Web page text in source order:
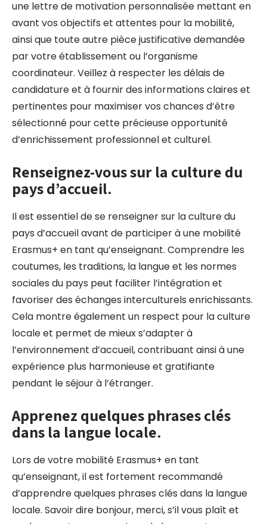
une lettre de motivation personnalisée mettant en
avant vos objectifs et attentes pour la mobilité,
ainsi que toute autre pièce justificative demandée
par votre établissement ou l’organisme
coordinateur. Veillez à respecter les délais de
candidature et à fournir des informations claires et
pertinentes pour maximiser vos chances d’être
sélectionné pour cette précieuse opportunité
d’enrichissement professionnel et culturel.
Renseignez-vous sur la culture du
pays d’accueil.
Il est essentiel de se renseigner sur la culture du
pays d’accueil avant de participer à une mobilité
Erasmus+ en tant qu’enseignant. Comprendre les
coutumes, les traditions, la langue et les normes
sociales du pays peut faciliter l’intégration et
favoriser des échanges interculturels enrichissants.
Cela montre également un respect pour la culture
locale et permet de mieux s’adapter à
l’environnement d’accueil, contribuant ainsi à une
expérience plus harmonieuse et gratifiante
pendant le séjour à l’étranger.
Apprenez quelques phrases clés
dans la langue locale.
Lors de votre mobilité Erasmus+ en tant
qu’enseignant, il est fortement recommandé
d’apprendre quelques phrases clés dans la langue
locale. Savoir dire bonjour, merci, s’il vous plaît et